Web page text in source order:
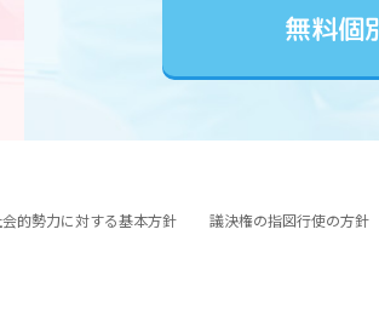
無料個
的勢力に対する基本方針 議決権の指図行使の方針